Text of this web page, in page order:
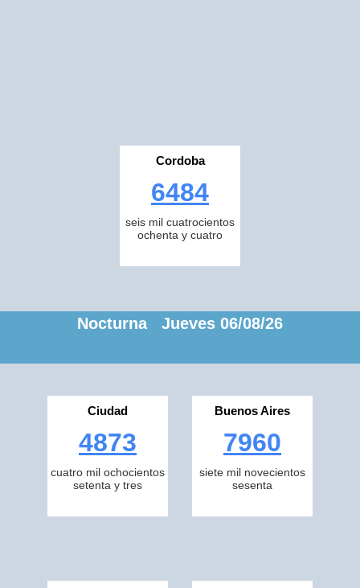
Cordoba
6484
seis mil cuatrocientos
ochenta y cuatro
Nocturna Jueves 06/08/26
Ciudad
4873
cuatro mil ochocientos
setenta y tres
Buenos Aires
7960
siete mil novecientos
sesenta